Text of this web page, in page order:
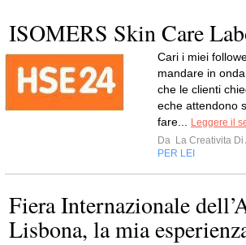
ISOMERS Skin Care
Cari i miei
mandare in
che le clienti
eche attendono
fare...
Leggere il
Da La Creativita Di
PER LEI
Fiera Internazionale
Lisbona, la mia